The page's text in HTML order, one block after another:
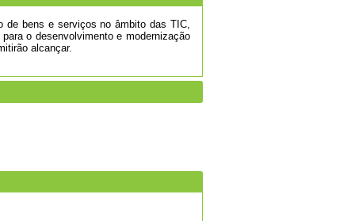
de bens e serviços no âmbito das TIC,
o desenvolvimento e modernização
alcançar.